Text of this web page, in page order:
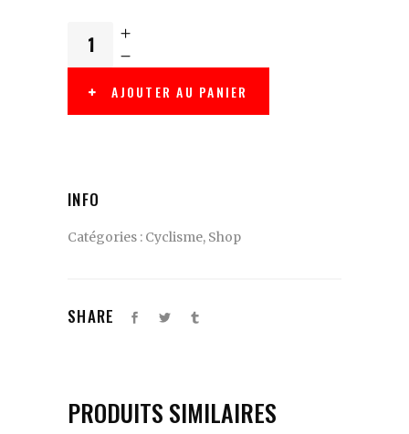
AJOUTER AU PANIER
INFO
Catégories : Cyclisme, Shop
SHARE
PRODUITS SIMILAIRES